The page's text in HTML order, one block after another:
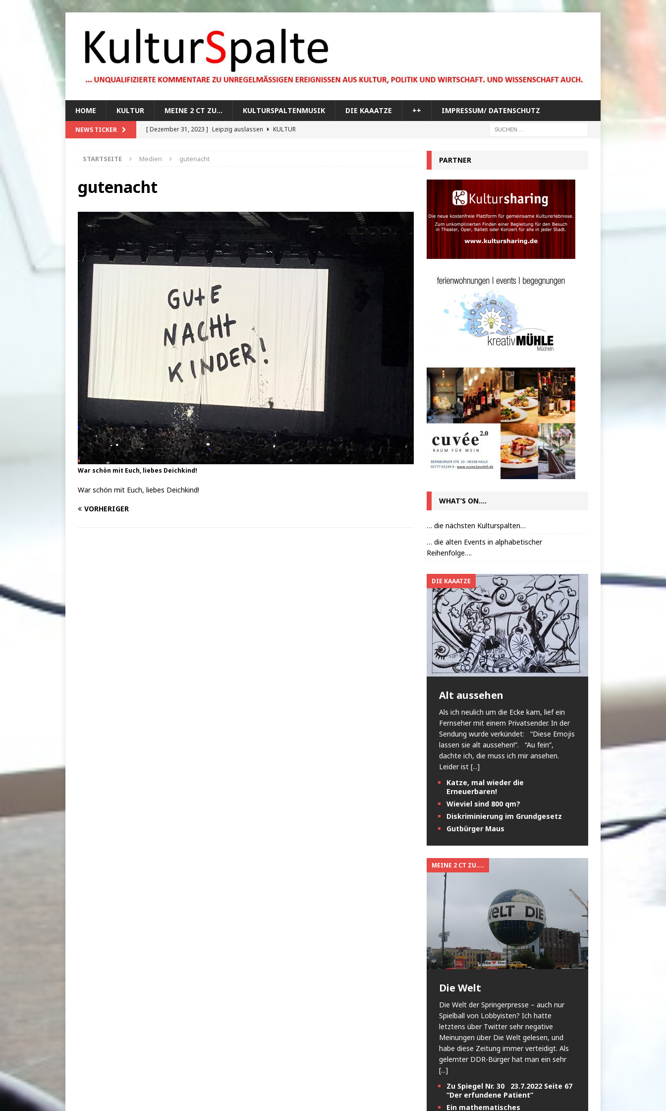
HOME KULTUR MEINE 2 CT ZU… KULTURSPALTENMUSIK DIE KAAATZE ++ IMPRESSUM/ DATENSCHUTZ
NEWS TICKER [ Dezember 31, 2023 ] Leipzig auslassen
KULTUR
[ August 13, 2023 ] Die Mobilisierung der menschlichen Dummheit
STARTSEITE Medien gutenacht
gutenacht
War schön mit Euch, liebes Deichkind!
War schön mit Euch, liebes Deichkind!
VORHERIGER
PARTNER
WHAT’S ON….
… die nächsten Kulturspalten…
… die alten Events in alphabetischer
Reihenfolge….
DIE KAAATZE
Alt aussehen
Als ich neulich um die Ecke kam, lief ein
Fernseher mit einem Privatsender. In der
Sendung wurde verkündet: “Diese Emojis
lassen sie alt aussehen!”. “Au fein”,
dachte ich, die muss ich mir ansehen.
Leider ist [...]
Katze, mal wieder die
Erneuerbaren!
Wieviel sind 800 qm?
Diskriminierung im Grundgesetz
Gutbürger Maus
MEINE 2 CT ZU....
Die Welt
Die Welt der Springerpresse – auch nur
Spielball von Lobbyisten? Ich hatte
letztens über Twitter sehr negative
Meinungen über Die Welt gelesen, und
habe diese Zeitung immer verteidigt. Als
gelernter DDR-Bürger hat man ein sehr
[...]
Zu Spiegel Nr. 30 23.7.2022 Seite 67
“Der erfundene Patient”
Ein mathematisches